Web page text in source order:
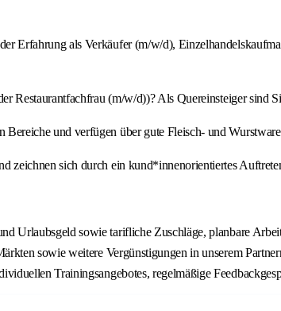
Erfahrung als Verkäufer (m/w/d),
Restaurantfachfrau (m/w/d))? Als Quereinsteiger sind
Bereiche und verfügen über gute Fleisch- und
zeichnen sich durch ein kund*innenorientiertes
Urlaubsgeld sowie tarifliche Zuschläge, planbare
sowie weitere Vergünstigungen in unserem
Trainingsangebotes, regelmäßige